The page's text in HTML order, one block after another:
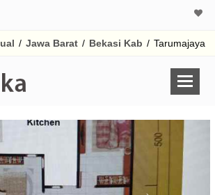
/ Jawa Barat / Bekasi Kab / Tarumajaya
Harga Rp